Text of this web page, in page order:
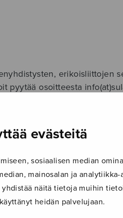
evästeitä
sosiaalisen median
mainosalan ja
näitä tietoja muihin
heidän palvelujaan.
erikoisliittojen
pyytää osoitteesta
(pdf)
käyttöön
musta (pdf)